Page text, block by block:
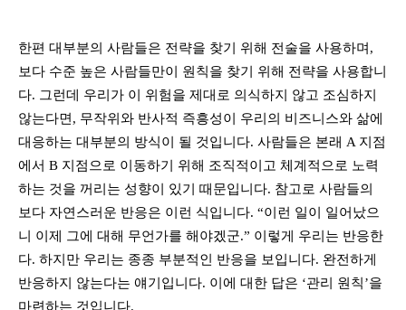
한편 대부분의 사람들은 전략을 찾기 위해 전술을 사용하며,
보다 수준 높은 사람들만이 원칙을 찾기 위해 전략을 사용합니
다. 그런데 우리가 이 위험을 제대로 의식하지 않고 조심하지
않는다면, 무작위와 반사적 즉흥성이 우리의 비즈니스와 삶에
대응하는 대부분의 방식이 될 것입니다. 사람들은 본래 A 지점
에서 B 지점으로 이동하기 위해 조직적이고 체계적으로 노력
하는 것을 꺼리는 성향이 있기 때문입니다. 참고로 사람들의
보다 자연스러운 반응은 이런 식입니다. “이런 일이 일어났으
니 이제 그에 대해 무언가를 해야겠군.” 이렇게 우리는 반응한
다. 하지만 우리는 종종 부분적인 반응을 보입니다. 완전하게
반응하지 않는다는 얘기입니다. 이에 대한 답은 ‘관리 원칙’을
마련하는 것입니다.